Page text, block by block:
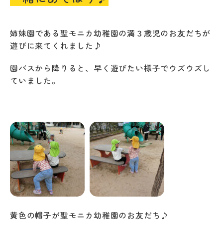
姉妹園である聖モニカ幼稚園の満３歳児のお友だちが
遊びに来てくれました♪
園バスから降りると、早く遊びたい様子でウズウズし
ていました。
黄色の帽子が聖モニカ幼稚園のお友だち♪